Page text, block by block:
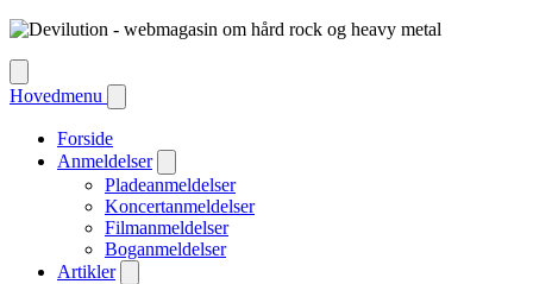
Hovedmenu
Forside
Anmeldelser
Pladeanmeldelser
Koncertanmeldelser
Filmanmeldelser
Boganmeldelser
Artikler